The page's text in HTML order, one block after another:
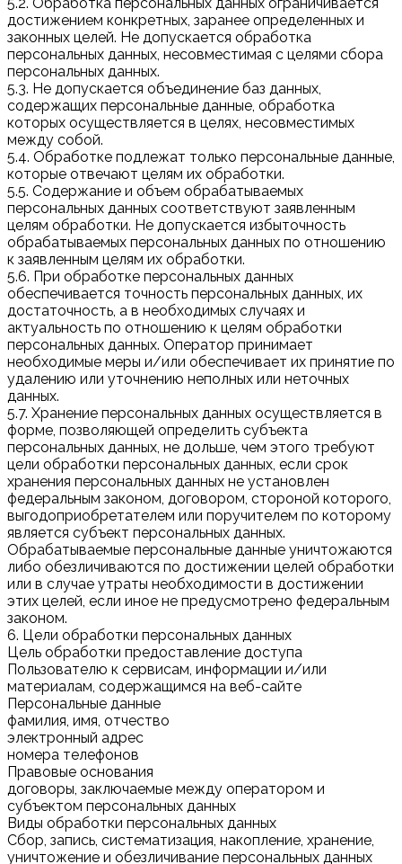
достижением конкретных, заранее определенных и
законных целей. Не допускается обработка
персональных данных, несовместимая с целями сбора
персональных данных.
5.3. Не допускается объединение баз данных,
содержащих персональные данные, обработка
которых осуществляется в целях, несовместимых
между собой.
5.4. Обработке подлежат только персональные данные,
которые отвечают целям их обработки.
5.5. Содержание и объем обрабатываемых
персональных данных соответствуют заявленным
целям обработки. Не допускается избыточность
обрабатываемых персональных данных по отношению
к заявленным целям их обработки.
5.6. При обработке персональных данных
обеспечивается точность персональных данных, их
достаточность, а в необходимых случаях и
актуальность по отношению к целям обработки
персональных данных. Оператор принимает
необходимые меры и/или обеспечивает их принятие по
удалению или уточнению неполных или неточных
данных.
5.7. Хранение персональных данных осуществляется в
форме, позволяющей определить субъекта
персональных данных, не дольше, чем этого требуют
цели обработки персональных данных, если срок
хранения персональных данных не установлен
федеральным законом, договором, стороной которого,
выгодоприобретателем или поручителем по которому
является субъект персональных данных.
Обрабатываемые персональные данные уничтожаются
либо обезличиваются по достижении целей обработки
или в случае утраты необходимости в достижении
этих целей, если иное не предусмотрено федеральным
законом.
6. Цели обработки персональных данных
Цель обработки предоставление доступа
Пользователю к сервисам, информации и/или
материалам, содержащимся на веб-сайте
Персональные данные
фамилия, имя, отчество
электронный адрес
номера телефонов
Правовые основания
договоры, заключаемые между оператором и
субъектом персональных данных
Виды обработки персональных данных
Сбор, запись, систематизация, накопление, хранение,
уничтожение и обезличивание персональных данных